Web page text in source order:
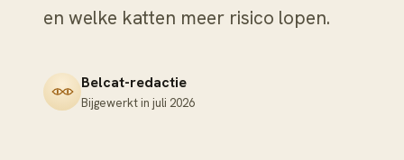
en welke katten meer risico lopen.
Belcat-redactie
Bijgewerkt in juli 2026